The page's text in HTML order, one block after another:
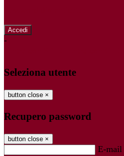
-
Seleziona utente
button close ×
Recupero password
button close ×
E-mail